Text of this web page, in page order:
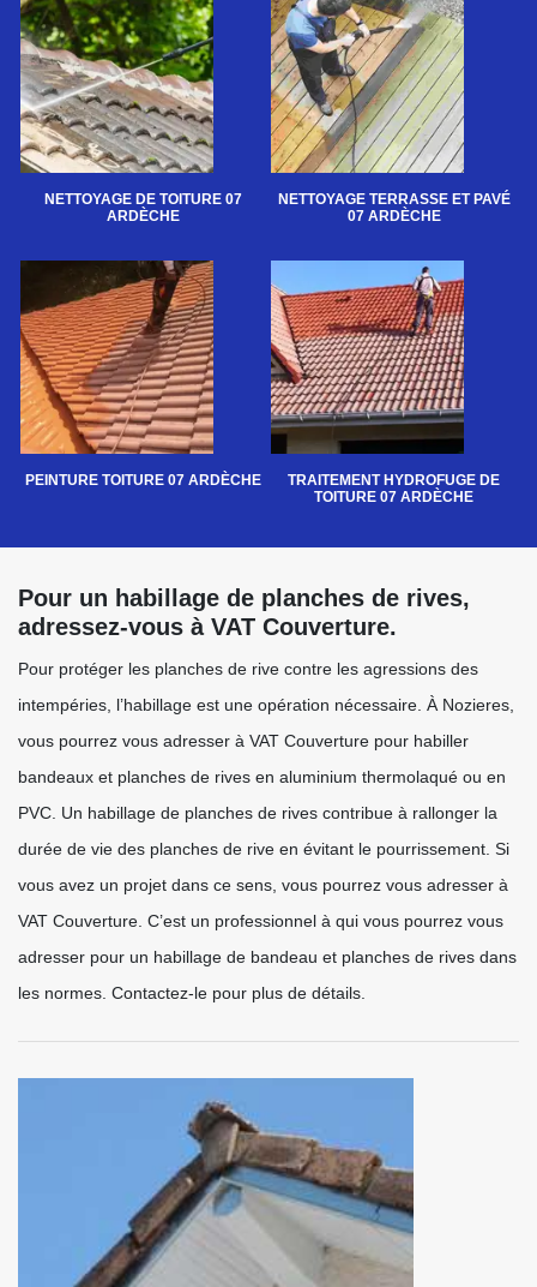
NETTOYAGE DE TOITURE 07
ARDÈCHE
NETTOYAGE TERRASSE ET PAVÉ
07 ARDÈCHE
PEINTURE TOITURE 07 ARDÈCHE
TRAITEMENT HYDROFUGE DE
TOITURE 07 ARDÈCHE
Pour un habillage de planches de rives,
adressez-vous à VAT Couverture.
Pour protéger les planches de rive contre les agressions des
intempéries, l’habillage est une opération nécessaire. À Nozieres,
vous pourrez vous adresser à VAT Couverture pour habiller
bandeaux et planches de rives en aluminium thermolaqué ou en
PVC. Un habillage de planches de rives contribue à rallonger la
durée de vie des planches de rive en évitant le pourrissement. Si
vous avez un projet dans ce sens, vous pourrez vous adresser à
VAT Couverture. C’est un professionnel à qui vous pourrez vous
adresser pour un habillage de bandeau et planches de rives dans
les normes. Contactez-le pour plus de détails.